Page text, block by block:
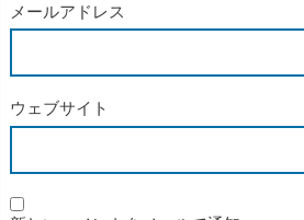
メールアドレス
ウェブサイト